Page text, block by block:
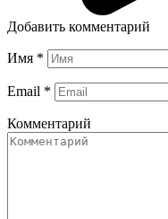
Добавить комментарий
Имя *
Email *
Комментарий